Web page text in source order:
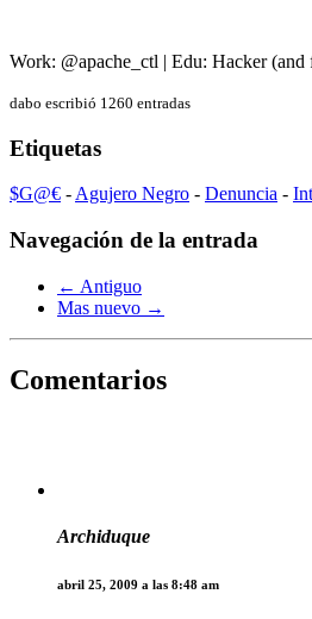
Work: @apache_ctl | Edu: Hacker
dabo escribió 1260 entradas
Etiquetas
$G@€ -Agujero Negro - Denuncia -
Navegación de la entrada
← Antiguo
Mas nuevo →
Comentarios
Archiduque
abril 25, 2009 a las 8:48 am